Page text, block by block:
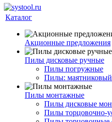
Каталог
Акционные предложения
Пилы дисковые ручные
Пилы погружные
Пилы:
Пилы монтажные
Пилы дисковые
Пилы торцовочно-